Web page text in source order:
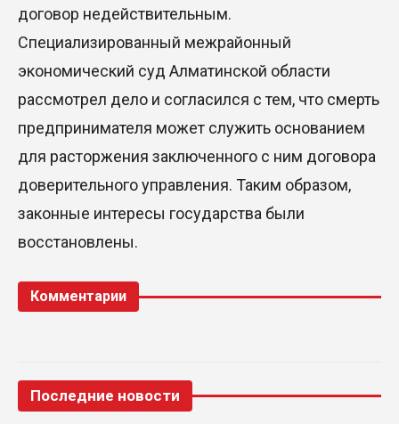
договор недействительным.
Специализированный межрайонный
экономический суд Алматинской области
рассмотрел дело и согласился с тем, что смерть
предпринимателя может служить основанием
для расторжения заключенного с ним договора
доверительного управления. Таким образом,
законные интересы государства были
восстановлены.
Комментарии
Последние новости